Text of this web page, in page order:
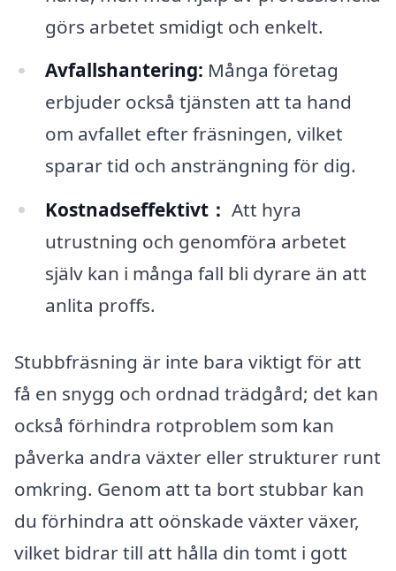
görs arbetet smidigt och enkelt.
Avfallshantering: Många företag
erbjuder också tjänsten att ta hand
om avfallet efter fräsningen, vilket
sparar tid och ansträngning för dig.
Kostnadseffektivt： Att hyra
utrustning och genomföra arbetet
själv kan i många fall bli dyrare än att
anlita proffs.
Stubbfräsning är inte bara viktigt för att
få en snygg och ordnad trädgård; det kan
också förhindra rotproblem som kan
påverka andra växter eller strukturer runt
omkring. Genom att ta bort stubbar kan
du förhindra att oönskade växter växer,
vilket bidrar till att hålla din tomt i gott